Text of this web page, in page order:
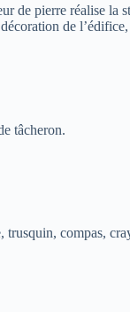
de pierre réalise
de
tâcheron.
trusquin, compas,